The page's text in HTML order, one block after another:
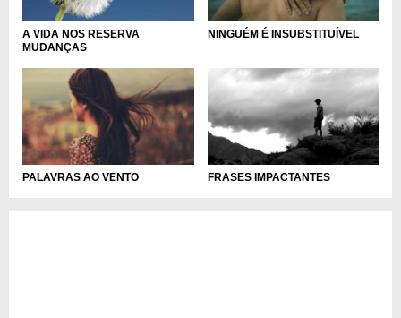
A VIDA NOS RESERVA
MUDANÇAS
NINGUÉM É INSUBSTITUÍVEL
PALAVRAS AO VENTO FRASES IMPACTANTES